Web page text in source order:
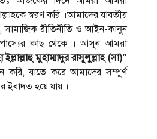
স্বরণ করি ।আমাদের যাবতীয়
সামাজিক রীতিনীতি ও আইন-কানুন
কাছ থেকে । আসুন আমরা
মুহাম্মাদুর রাসূলুল্লাহ (সা)”
করি, যাতে করে আমাদের সম্পুর্ণ
ইবাদত হয়ে যায় ।